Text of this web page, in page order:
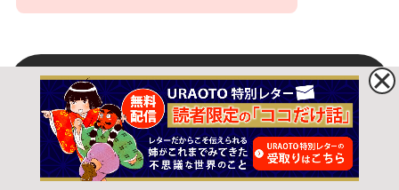
まとめ
不安感の克服には